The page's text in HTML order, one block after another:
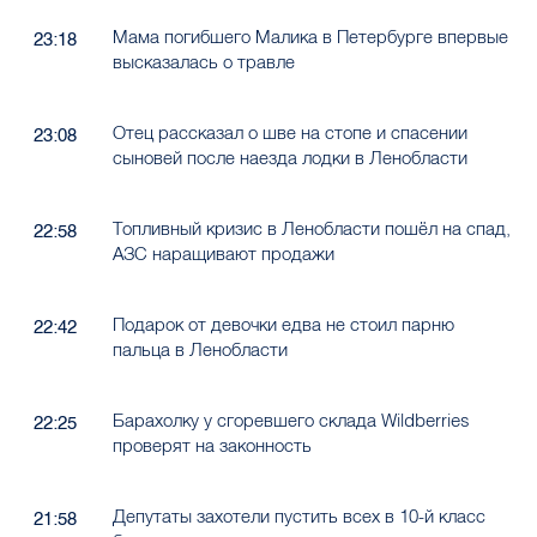
23:18
Мама погибшего Малика в Петербурге впервые
высказалась о травле
23:08
Отец рассказал о шве на стопе и спасении
сыновей после наезда лодки в Ленобласти
22:58
Топливный кризис в Ленобласти пошёл на спад,
АЗС наращивают продажи
22:42
Подарок от девочки едва не стоил парню
пальца в Ленобласти
22:25
Барахолку у сгоревшего склада Wildberries
проверят на законность
21:58
Депутаты захотели пустить всех в 10-й класс